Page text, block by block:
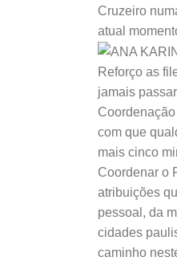
Cruzeiro
atual
Reforço as
jamais
com que
mais cinco
Coordenar o
atribuições
pessoal, da
cidades
caminho